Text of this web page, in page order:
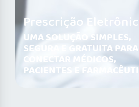
Prescrição
UMA SOLUÇÃO SIMPLES,
SEGURA E GRATUITA PARA
CONECTAR MÉDICOS,
PACIENTES E